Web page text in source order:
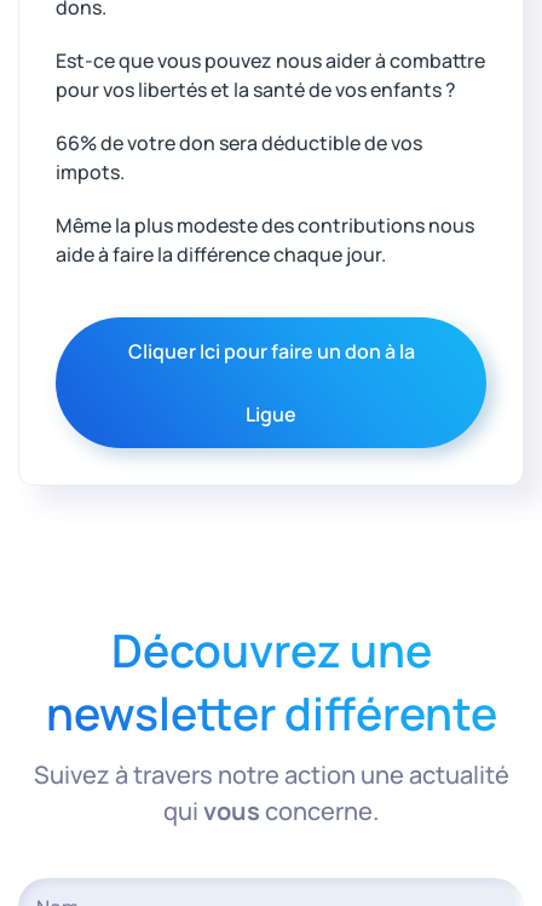
dons.
Est-ce que vous pouvez nous aider à combattre
pour vos libertés et la santé de vos enfants ?
66% de votre don sera déductible de vos
impots.
Même la plus modeste des contributions nous
aide à faire la différence chaque jour.
Cliquer Ici pour faire un don à la
Ligue
Découvrez une
newsletter différente
Suivez à travers notre action une actualité
quivousconcerne.